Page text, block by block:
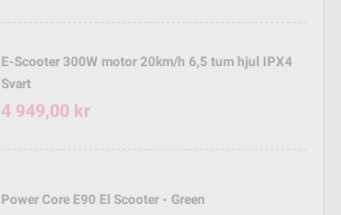
E-Scooter 300W motor 20km/h 6,5 tum hjul IPX4
Svart
4 949,00 kr
Power Core E90 El Scooter - Green